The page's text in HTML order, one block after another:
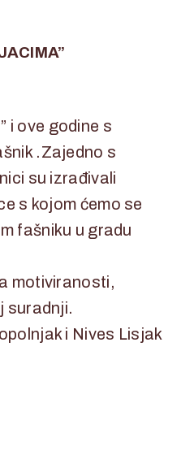
i ove godine s
.Zajedno s
su izrađivali
s kojom ćemo se
fašniku u gradu
motiviranosti,
suradnji.
i Nives Lisjak